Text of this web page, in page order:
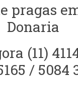
pragas
Donaria
(11)
/ 5084